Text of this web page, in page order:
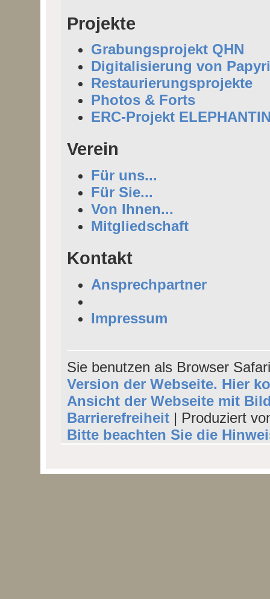
Projekte
Grabungsprojekt QHN
Digitalisierung von
Restaurierungsprojekte
Photos & Forts
ERC-Projekt
Verein
Für uns...
Für Sie...
Von Ihnen...
Mitgliedschaft
Kontakt
Ansprechpartner
Impressum
Sie benutzen als Browser
Version der Webseite. Hier
Ansicht der Webseite mit
Barrierefreiheit | Produziert
Bitte beachten Sie die